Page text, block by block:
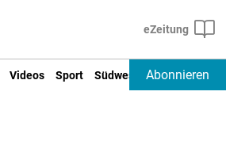
Videos Sport Südwest Deutschland
Abonnieren